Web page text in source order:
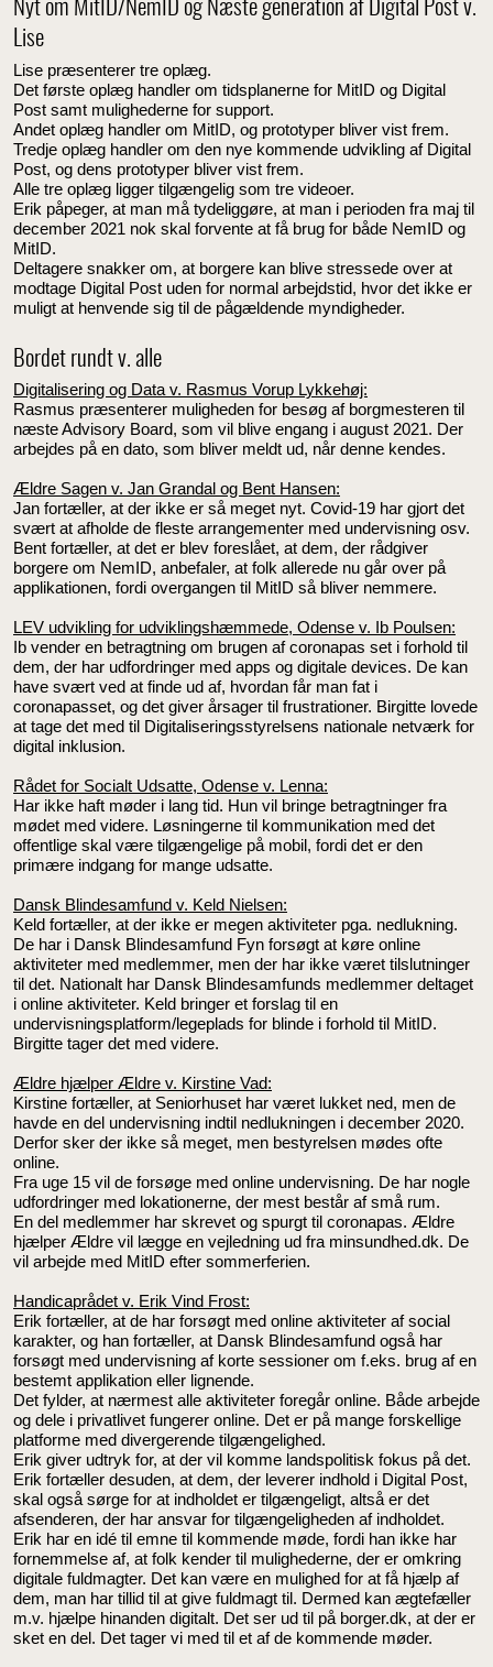
Nyt om MitID/NemID og Næste generation af Digital Post v.
Lise
Lise præsenterer tre oplæg.
Det første oplæg handler om tidsplanerne for MitID og Digital
Post samt mulighederne for support.
Andet oplæg handler om MitID, og prototyper bliver vist frem.
Tredje oplæg handler om den nye kommende udvikling af Digital
Post, og dens prototyper bliver vist frem.
Alle tre oplæg ligger tilgængelig som tre videoer.
Erik påpeger, at man må tydeliggøre, at man i perioden fra maj til
december 2021 nok skal forvente at få brug for både NemID og
MitID.
Deltagere snakker om, at borgere kan blive stressede over at
modtage Digital Post uden for normal arbejdstid, hvor det ikke er
muligt at henvende sig til de pågældende myndigheder.
Bordet rundt v. alle
Digitalisering og Data v. Rasmus Vorup Lykkehøj:
Rasmus præsenterer muligheden for besøg af borgmesteren til
næste Advisory Board, som vil blive engang i august 2021. Der
arbejdes på en dato, som bliver meldt ud, når denne kendes.
Ældre Sagen v. Jan Grandal og Bent Hansen:
Jan fortæller, at der ikke er så meget nyt. Covid-19 har gjort det
svært at afholde de fleste arrangementer med undervisning osv.
Bent fortæller, at det er blev foreslået, at dem, der rådgiver
borgere om NemID, anbefaler, at folk allerede nu går over på
applikationen, fordi overgangen til MitID så bliver nemmere.
LEV udvikling for udviklingshæmmede, Odense v. Ib Poulsen:
Ib vender en betragtning om brugen af coronapas set i forhold til
dem, der har udfordringer med apps og digitale devices. De kan
have svært ved at finde ud af, hvordan får man fat i
coronapasset, og det giver årsager til frustrationer. Birgitte lovede
at tage det med til Digitaliseringsstyrelsens nationale netværk for
digital inklusion.
Rådet for Socialt Udsatte, Odense v. Lenna:
Har ikke haft møder i lang tid. Hun vil bringe betragtninger fra
mødet med videre. Løsningerne til kommunikation med det
offentlige skal være tilgængelige på mobil, fordi det er den
primære indgang for mange udsatte.
Dansk Blindesamfund v. Keld Nielsen:
Keld fortæller, at der ikke er megen aktiviteter pga. nedlukning.
De har i Dansk Blindesamfund Fyn forsøgt at køre online
aktiviteter med medlemmer, men der har ikke været tilslutninger
til det. Nationalt har Dansk Blindesamfunds medlemmer deltaget
i online aktiviteter. Keld bringer et forslag til en
undervisningsplatform/legeplads for blinde i forhold til MitID.
Birgitte tager det med videre.
Ældre hjælper Ældre v. Kirstine Vad:
Kirstine fortæller, at Seniorhuset har været lukket ned, men de
havde en del undervisning indtil nedlukningen i december 2020.
Derfor sker der ikke så meget, men bestyrelsen mødes ofte
online.
Fra uge 15 vil de forsøge med online undervisning. De har nogle
udfordringer med lokationerne, der mest består af små rum.
En del medlemmer har skrevet og spurgt til coronapas. Ældre
hjælper Ældre vil lægge en vejledning ud fra minsundhed.dk. De
vil arbejde med MitID efter sommerferien.
Handicaprådet v. Erik Vind Frost:
Erik fortæller, at de har forsøgt med online aktiviteter af social
karakter, og han fortæller, at Dansk Blindesamfund også har
forsøgt med undervisning af korte sessioner om f.eks. brug af en
bestemt applikation eller lignende.
Det fylder, at nærmest alle aktiviteter foregår online. Både arbejde
og dele i privatlivet fungerer online. Det er på mange forskellige
platforme med divergerende tilgængelighed.
Erik giver udtryk for, at der vil komme landspolitisk fokus på det.
Erik fortæller desuden, at dem, der leverer indhold i Digital Post,
skal også sørge for at indholdet er tilgængeligt, altså er det
afsenderen, der har ansvar for tilgængeligheden af indholdet.
Erik har en idé til emne til kommende møde, fordi han ikke har
fornemmelse af, at folk kender til mulighederne, der er omkring
digitale fuldmagter. Det kan være en mulighed for at få hjælp af
dem, man har tillid til at give fuldmagt til. Dermed kan ægtefæller
m.v. hjælpe hinanden digitalt. Det ser ud til på borger.dk, at der er
sket en del. Det tager vi med til et af de kommende møder.